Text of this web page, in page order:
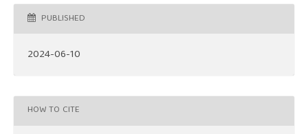
PUBLISHED
2024-06-10
HOW TO CITE